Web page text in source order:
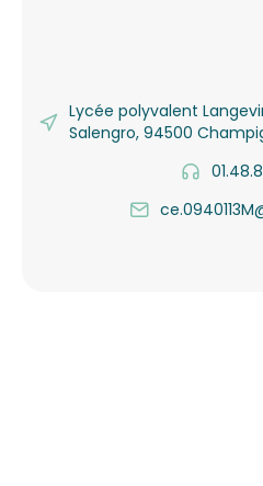
Lycée polyvalent
Salengro, 94500